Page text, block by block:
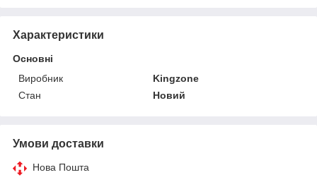
Характеристики
Основні
Виробник
Kingzone
Стан
Новий
Умови доставки
Нова Пошта